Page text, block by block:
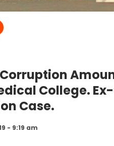
College.
Case.
- 9:19 am